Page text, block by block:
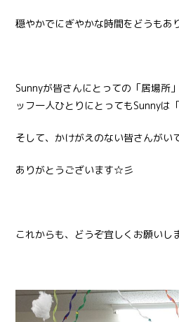
穏やかでにぎやかな時間をどうもあ
Sunnyが皆さんにとっての「居場所
ッフ一人ひとりにとってもSunnyは
そして、かけがえのない皆さんがい
ありがとうございます☆彡
これからも、どうぞ宜しくお願いし